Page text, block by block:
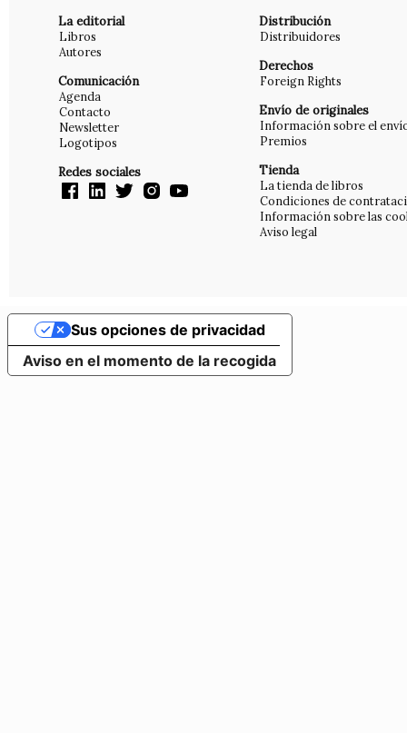
La editorial
Libros
Autores
Comunicación
Agenda
Contacto
Newsletter
Logotipos
Redes sociales
Distribución
Distribuidores
Derechos
Foreign Rights
Envío de originales
Información sobre el
Premios
Tienda
La tienda de libros
Condiciones de
Información sobre las
Aviso legal
Aviso en el momento de la recogida
Sus opciones de privacidad